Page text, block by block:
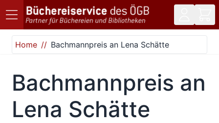
Direkt zum Inhalt
Home
Bachmannpreis an Lena Schätte
Bachmannpreis an
Lena Schätte